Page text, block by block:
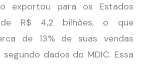
exportou para os Estados
R$ 4,2 bilhões, o que
de 13% de suas vendas
dados do MDIC. Essa